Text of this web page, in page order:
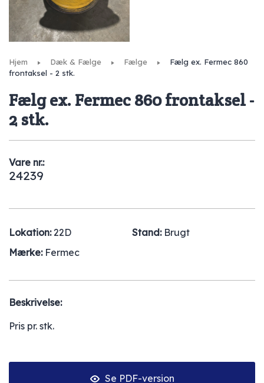
Hjem Dæk & Fælge Fælge
Fælg ex. Fermec 860
frontaksel - 2 stk.
Fælg ex. Fermec 860 frontaksel -
2 stk.
Vare nr.:
24239
Lokation: 22D Stand: Brugt
Mærke: Fermec
Beskrivelse:
Pris pr. stk.
Se PDF-version